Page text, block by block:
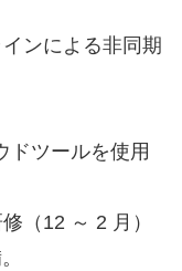
ンによる非同期
ツールを使用
（12 ～ 2 月）